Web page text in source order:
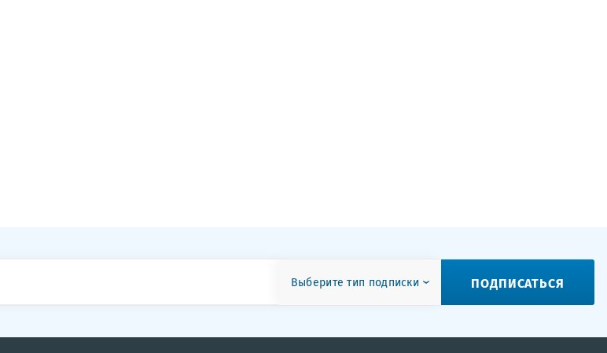
Выберите тип подписки ПОДПИСАТЬСЯ